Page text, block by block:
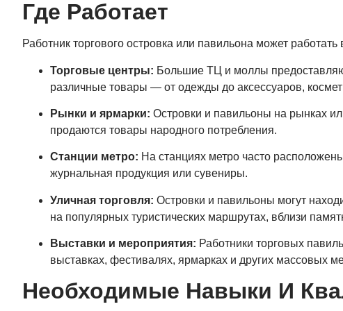
Где Работает
Работник торгового островка или павильона может
Торговые центры: Большие ТЦ и моллы
различные товары — от одежды до аксессуаров,
Рынки и ярмарки: Островки и павильоны на рынках
продаются товары народного потребления.
Станции метро: На станциях метро часто
журнальная продукция или сувениры.
Уличная торговля: Островки и павильоны могут
на популярных туристических маршрутах, вблизи
Выставки и мероприятия: Работники торговых
выставках, фестивалях, ярмарках и других массовых
Необходимые Навыки И